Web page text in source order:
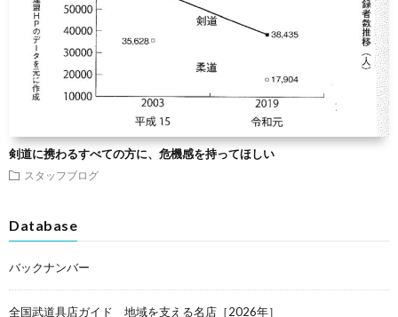
剣道に携わるすべての方に、危機感を持ってほしい
スタッフブログ
Database
バックナンバー
全国武道具店ガイド 地域を支える名店［2026年］